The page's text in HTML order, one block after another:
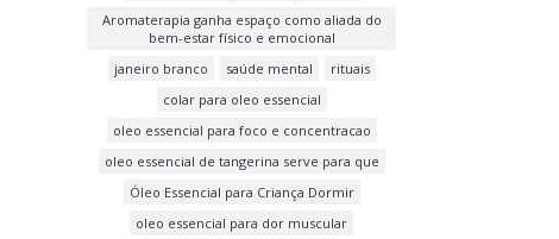
Aromaterapia ganha espaço como aliada do
bem-estar físico e emocional
janeiro branco
saúde mental
rituais
colar para oleo essencial
oleo essencial para foco e concentracao
oleo essencial de tangerina serve para que
Óleo Essencial para Criança Dormir
oleo essencial para dor muscular